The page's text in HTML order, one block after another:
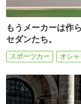
もうメーカーは作
セダンたち。
スポーツカー オシャ